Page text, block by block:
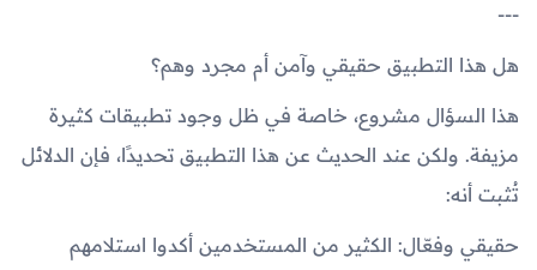
---
هل هذا التطبيق حقيقي وآمن أم مجرد وهم؟
هذا السؤال مشروع، خاصة في ظل وجود تطبيقات كثيرة
مزيفة. ولكن عند الحديث عن هذا التطبيق تحديدًا، فإن الدلائل
تُثبت أنه:
حقيقي وفعّال: الكثير من المستخدمين أكدوا استلامهم